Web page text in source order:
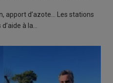
apport d’azote… Les stations
à la…